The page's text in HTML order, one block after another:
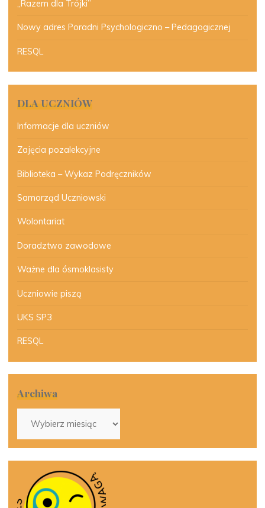
„Razem dla Trójki”
Nowy adres Poradni Psychologiczno – Pedagogicznej
RESQL
DLA UCZNIÓW
Informacje dla uczniów
Zajęcia pozalekcyjne
Biblioteka – Wykaz Podręczników
Samorząd Uczniowski
Wolontariat
Doradztwo zawodowe
Ważne dla ósmoklasisty
Uczniowie piszą
UKS SP3
RESQL
Archiwa